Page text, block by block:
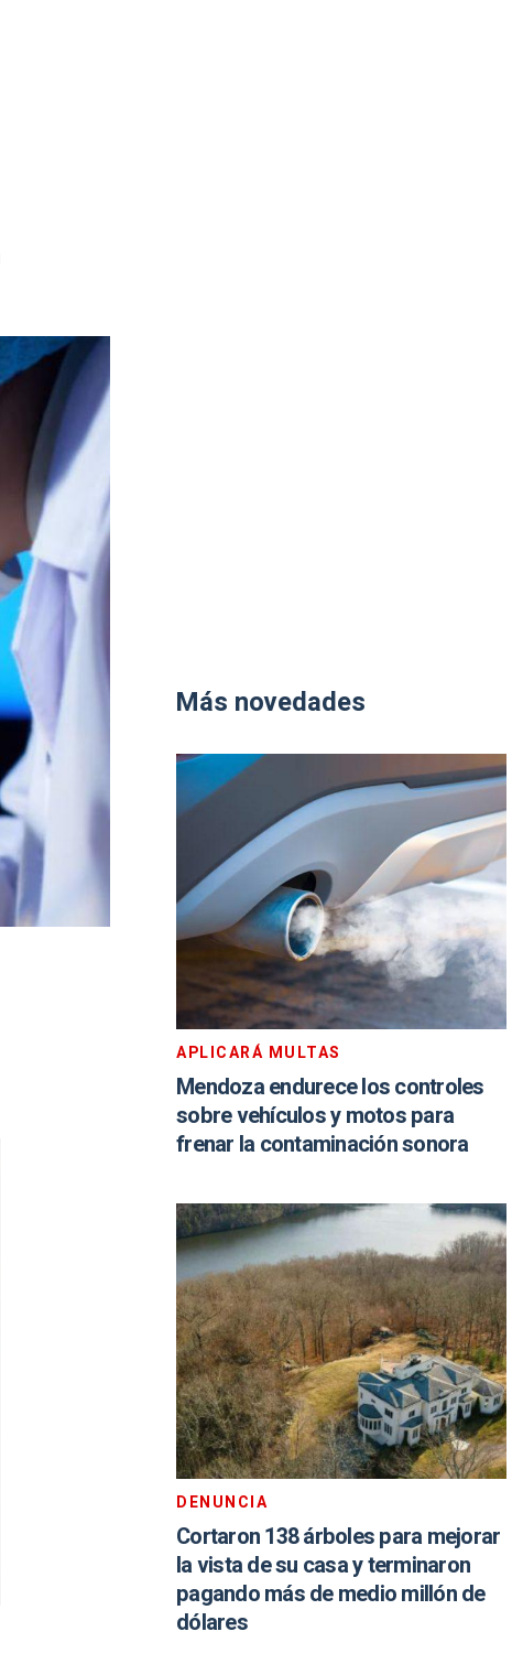
Más novedades
APLICARÁ MULTAS
Mendoza endurece los controles
sobre vehículos y motos para
frenar la contaminación sonora
DENUNCIA
Cortaron 138 árboles para mejorar
la vista de su casa y terminaron
pagando más de medio millón de
dólares